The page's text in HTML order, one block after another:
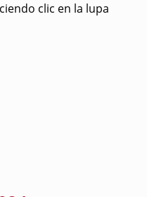
clic en la lupa